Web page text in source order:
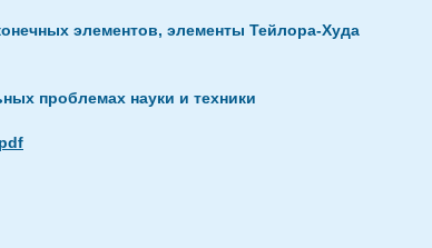
элементов, элементы Тейлора-Худа
проблемах науки и техники